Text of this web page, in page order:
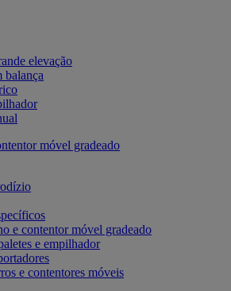
elevação
balança
móvel gradeado
e contentor móvel gradeado
e empilhador
e contentores móveis